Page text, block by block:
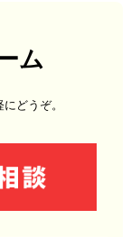
ム
どうぞ。